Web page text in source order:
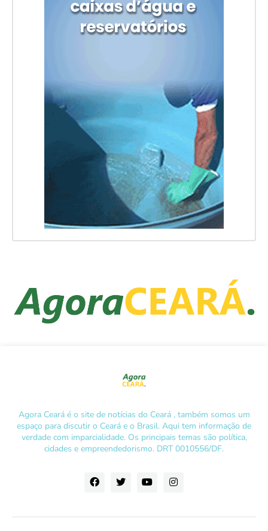
Agora Ceará é o site de notícias do Ceará , também somos um
espaço para discutir o Ceará e o Brasil. Aqui tem informação de
verdade com imparcialidade. Os principais temas são política,
cidades e empreendedorismo. DRT 0010556/DF.